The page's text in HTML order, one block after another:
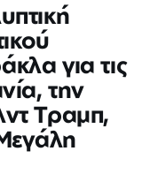
για τις
την
Τραμπ,